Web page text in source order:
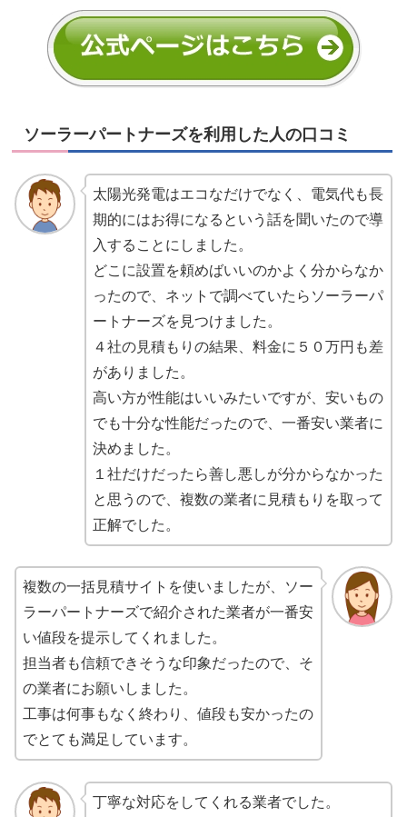
ソーラーパートナーズを利用した人の口コミ
太陽光発電はエコなだけでなく、電気代も長
期的にはお得になるという話を聞いたので導
入することにしました。
どこに設置を頼めばいいのかよく分からなか
ったので、ネットで調べていたらソーラーパ
ートナーズを見つけました。
４社の見積もりの結果、料金に５０万円も差
がありました。
高い方が性能はいいみたいですが、安いもの
でも十分な性能だったので、一番安い業者に
決めました。
１社だけだったら善し悪しが分からなかった
と思うので、複数の業者に見積もりを取って
正解でした。
複数の一括見積サイトを使いましたが、ソー
ラーパートナーズで紹介された業者が一番安
い値段を提示してくれました。
担当者も信頼できそうな印象だったので、そ
の業者にお願いしました。
工事は何事もなく終わり、値段も安かったの
でとても満足しています。
丁寧な対応をしてくれる業者でした。